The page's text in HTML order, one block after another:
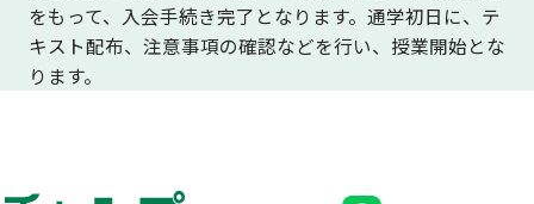
をもって、入会手続き完了となります。通学初日に、テ
キスト配布、注意事項の確認などを行い、授業開始とな
ります。